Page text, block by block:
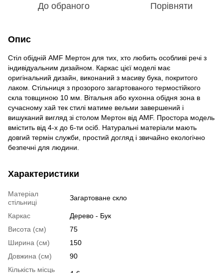
До обраного Порівняти
Опис
Стіл обідній AMF Мертон для тих, хто любить особливі речі з
індивідуальним дизайном. Каркас цієї моделі має
оригінальний дизайн, виконаний з масиву бука, покритого
лаком. Стільниця з прозорого загартованого термостійкого
скла товщиною 10 мм. Вітальня або кухонна обідня зона в
сучасному хай тек стилі матиме вельми завершений і
вишуканий вигляд зі столом Мертон від AMF. Простора модель
вмістить від 4-х до 6-ти осіб. Натуральні матеріали мають
довгий термін служби, простий догляд і звичайно екологічно
безпечні для людини.
Характеристики
Матеріал
стільниці
Загартоване скло
Каркас
Дерево - Бук
Висота (см)
75
Ширина (см)
150
Довжина (см)
90
Кількість місць